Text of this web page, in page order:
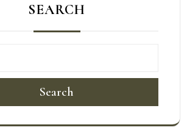
SEARCH
Search